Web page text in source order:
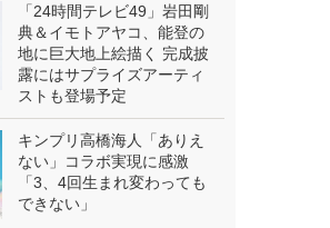
「24時間テレビ49」岩田剛
典＆イモトアヤコ、能登の
地に巨大地上絵描く 完成披
露にはサプライズアーティ
ストも登場予定
キンプリ高橋海人「ありえ
ない」コラボ実現に感激
「3、4回生まれ変わっても
できない」